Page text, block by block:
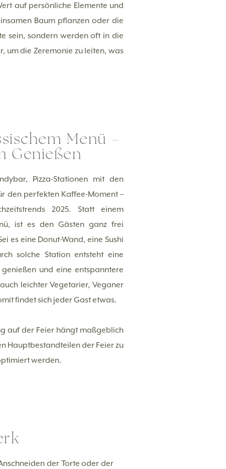
auf persönliche Elemente und
Baum pflanzen oder die
sein, sondern werden oft in die
um die Zeremonie zu leiten, was
Menü –
Genießen
Pizza-Stationen mit den
den perfekten Kaffee-Moment –
2025. Statt einem
ist es den Gästen ganz frei
es eine Donut-Wand, eine Sushi
solche Station entsteht eine
und eine entspanntere
leichter Vegetarier, Veganer
findet sich jeder Gast etwas.
auf der Feier hängt maßgeblich
Hauptbestandteilen der Feier zu
werden.
der Torte oder der